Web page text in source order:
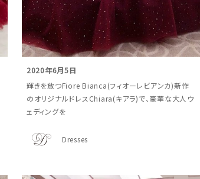
2020年6月5日
輝きを放つFiore Bianca(フィオーレビアンカ)新作
のオリジナルドレスChiara(キアラ)で、豪華な大人ウ
ェディングを
Dresses